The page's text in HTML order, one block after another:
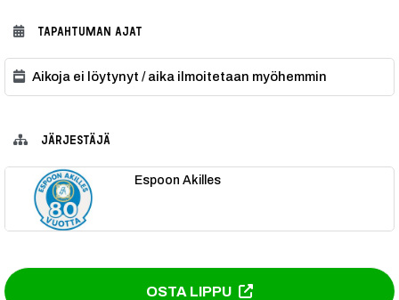
TAPAHTUMAN AJAT
Aikoja ei löytynyt / aika ilmoitetaan myöhemmin
JÄRJESTÄJÄ
Espoon Akilles
OSTA LIPPU